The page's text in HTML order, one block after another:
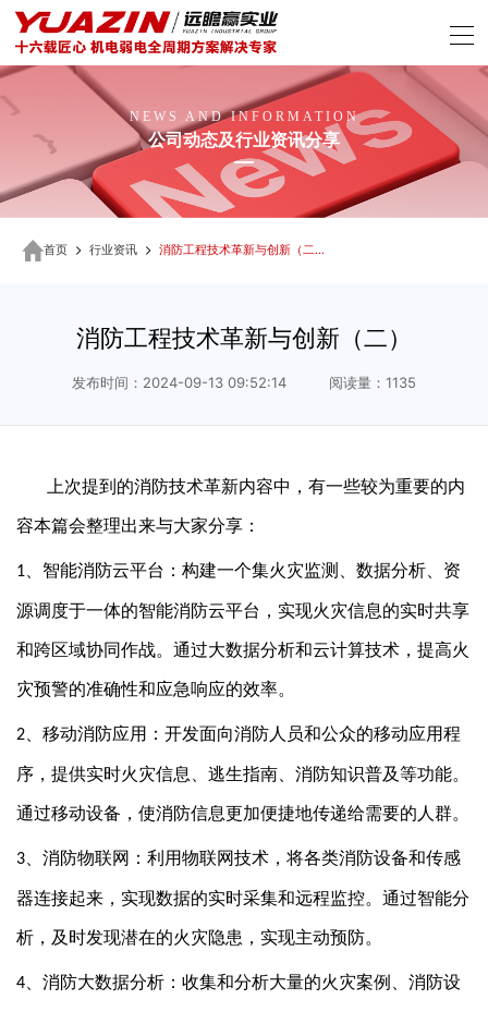
NEWS AND INFORMATION
公司动态及行业资讯分享
首页 行业资讯 消防工程技术革新与创新（二）
消防工程技术革新与创新（二）
发布时间：2024-09-13 09:52:14 阅读量：1135
上次提到的消防技术革新内容中，有一些较为重要的内
容本篇会整理出来与大家分享：
1、 智能消防云平台：构建一个集火灾监测、数据分析、资
源调度于一体的智能消防云平台，实现火灾信息的实时共享
和跨区域协同作战。通过大数据分析和云计算技术，提高火
灾预警的准确性和应急响应的效率。
2、 移动消防应用：开发面向消防人员和公众的移动应用程
序，提供实时火灾信息、逃生指南、消防知识普及等功能。
通过移动设备，使消防信息更加便捷地传递给需要的人群。
3、 消防物联网：利用物联网技术，将各类消防设备和传感
器连接起来，实现数据的实时采集和远程监控。通过智能分
析，及时发现潜在的火灾隐患，实现主动预防。
4、 消防大数据分析：收集和分析大量的火灾案例、消防设